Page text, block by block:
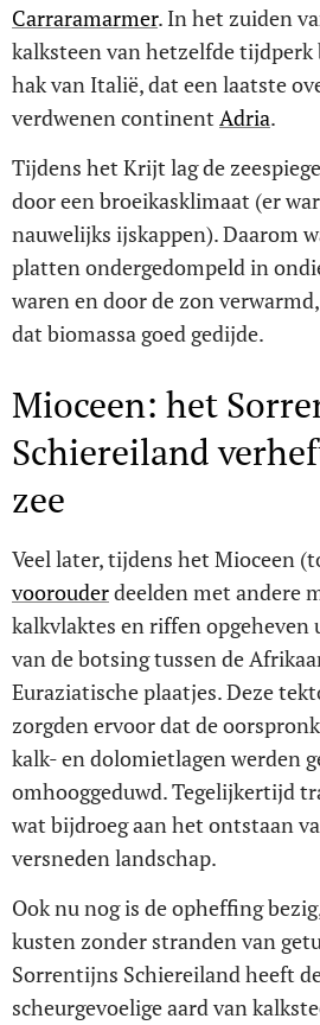
Carraramarmer. In het zuiden
kalksteen van hetzelfde tijdperk
hak van Italië, dat een laatste
verdwenen continent Adria.
Tijdens het Krijt lag de
door een broeikasklimaat (er
nauwelijks ijskappen). Daarom
platten ondergedompeld in
waren en door de zon
dat biomassa goed gedijde.
Mioceen: het
Schiereiland
zee
Veel later, tijdens het Mioceen
voorouderdeelden met andere
kalkvlaktes en riffen opgeheven
van de botsing tussen de
Euraziatische plaatjes. Deze
zorgden ervoor dat de
kalk- en dolomietlagen werden
omhooggeduwd. Tegelijkertijd
wat bijdroeg aan het ontstaan
versneden landschap.
Ook nu nog is de opheffing
kusten zonder stranden van
Sorrentijns Schiereiland heeft
scheurgevoelige aard van